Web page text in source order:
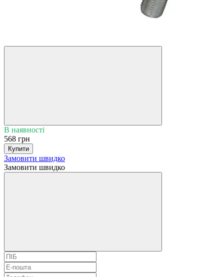
В наявності
568 грн
Купити
Замовити швидко
Замовити швидко